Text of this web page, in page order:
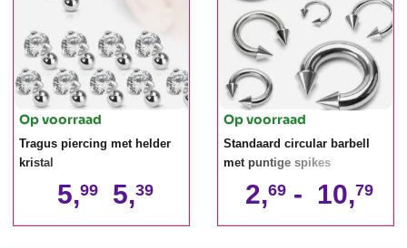
Op voorraad
Tragus piercing met helder
kristal
5,99 5,39
Op voorraad
Standaard circular barbell
met puntige spikes
2,69 - 10,79